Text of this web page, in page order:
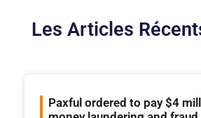
Les Articles
Paxful ordered to pay $4